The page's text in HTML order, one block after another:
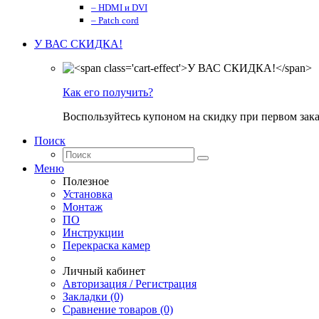
– HDMI и DVI
– Patch cord
У ВАС СКИДКА!
Как его получить?
Воспользуйтесь купоном на скидку при первом
Поиск
Меню
Полезное
Установка
Монтаж
ПО
Инструкции
Перекраска камер
Личный кабинет
Авторизация / Регистрация
Закладки (0)
Сравнение товаров (0)